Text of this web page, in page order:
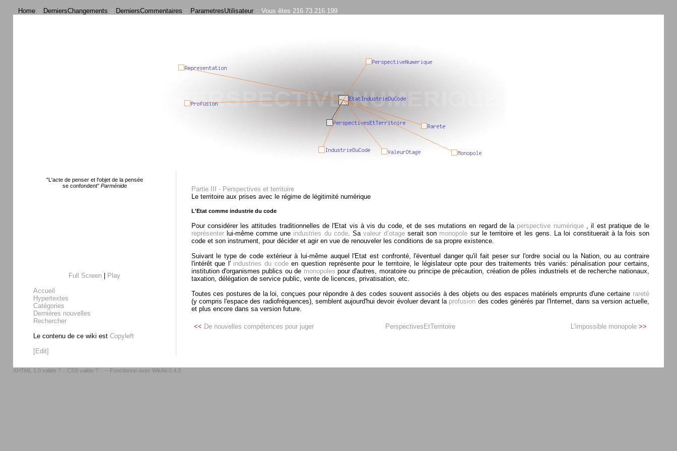
Home :: DerniersChangements :: DerniersCommentaires :: ParametresUtilisateur :: Vous êtes 216.73.216.199
"L'acte de penser et l'objet de la pensée
se confondent"Parménide
Full Screen
Play
Accueil
Hypertextes
Catégories
Dernières nouvelles
Rechercher
Le contenu de ce wiki est Copyleft
[Edit]
Partie III - Perspectives et territoire
Le territoire aux prises avec le régime de légitimité numérique
L'Etat comme industrie du code
Pour considérer les attitudes traditionnelles de l'Etat vis à vis du code, et de ses mutations en regard de la perspective numérique, il est pratique de le
représenterlui-même comme une industries du code. Savaleur d’otageserait son monopole sur le territoire et les gens. La loi constituerait à la fois son
code et son instrument, pour décider et agir en vue de renouveler les conditions de sa propre existence.
Suivant le type de code extérieur à lui-même auquel l'Etat est confronté, l'éventuel danger qu'il fait peser sur l'ordre social ou la Nation, ou au contraire
l'intérêt que l'industries du codeen question représente pour le territoire, le législateur opte pour des traitements très variés: pénalisation pour certains,
institution d'organismes publics ou de monopoles pour d'autres, moratoire ou principe de précaution, création de pôles industriels et de recherche nationaux,
taxation, délégation de service public, vente de licences, privatisation, etc.
Toutes ces postures de la loi, conçues pour répondre à des codes souvent associés à des objets ou des espaces matériels emprunts d'une certaine rareté
(y compris l'espace des radiofréquences), semblent aujourd'hui devoir évoluer devant la profusion des codes générés par l'Internet, dans sa version actuelle,
et plus encore dans sa version future.
<< De nouvelles compétences pour juger PerspectivesEtTerritoire L'impossible monopole>>
XHTML 1.0 valide ? :: CSS valide ? :: -- Fonctionne avec WikiNi 0.4.3